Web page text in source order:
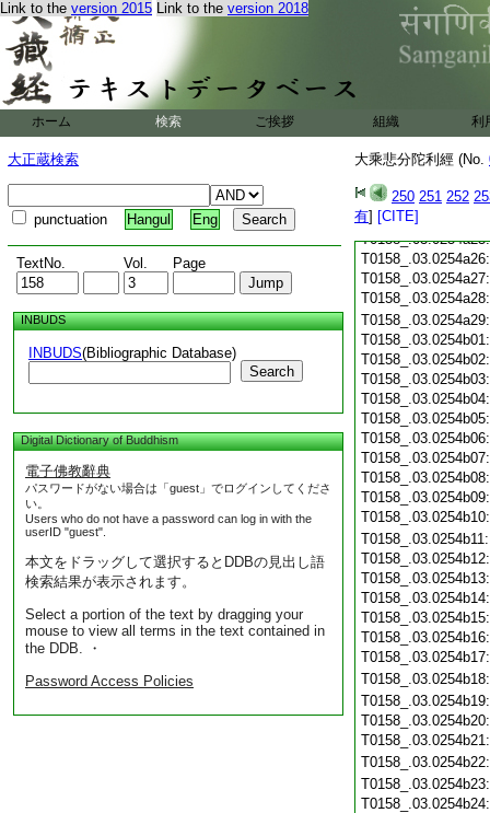
Link to the version 2015 Link to the version 2018
ホーム 検索 ご挨拶 組織 利
大正蔵検索
punctuation Hangul Eng
TextNo. Vol. Page
INBUDS
INBUDS(Bibliographic Database)
Search
Digital Dictionary of Buddhism
電子佛教辭典
パスワードがない場合は「guest」でログインしてくださ
い。
Users who do not have a password can log in with the
userID "guest".
本文をドラッグして選択するとDDBの見出し語
検索結果が表示されます。
Select a portion of the text by dragging your
mouse to view all terms in the text contained in
the DDB. ・
Password Access Policies
大乘悲分陀利經 (No.
250 251 252
有] [CITE]